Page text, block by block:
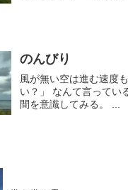
のんびり
風が無い空は進む速度
い？」 なんて言ってい
間を意識してみる。 ...